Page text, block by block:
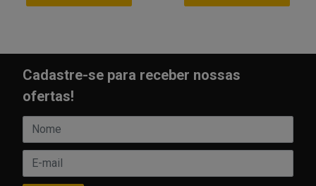
Cadastre-se para receber nossas
ofertas!